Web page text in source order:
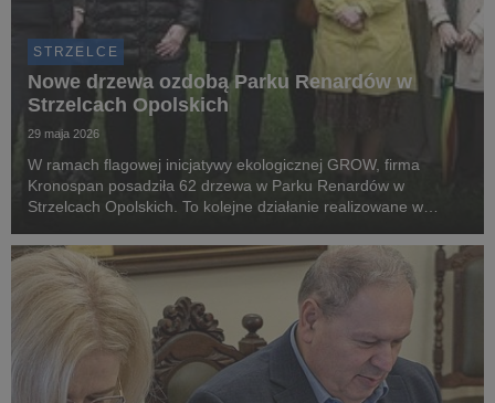
STRZELCE
Nowe drzewa ozdobą Parku Renardów w
Strzelcach Opolskich
29 maja 2026
W ramach flagowej inicjatywy ekologicznej GROW, firma
Kronospan posadziła 62 drzewa w Parku Renardów w
Strzelcach Opolskich. To kolejne działanie realizowane w
tylko wzbogaca lokalny park o kilkanaście różnorodn...